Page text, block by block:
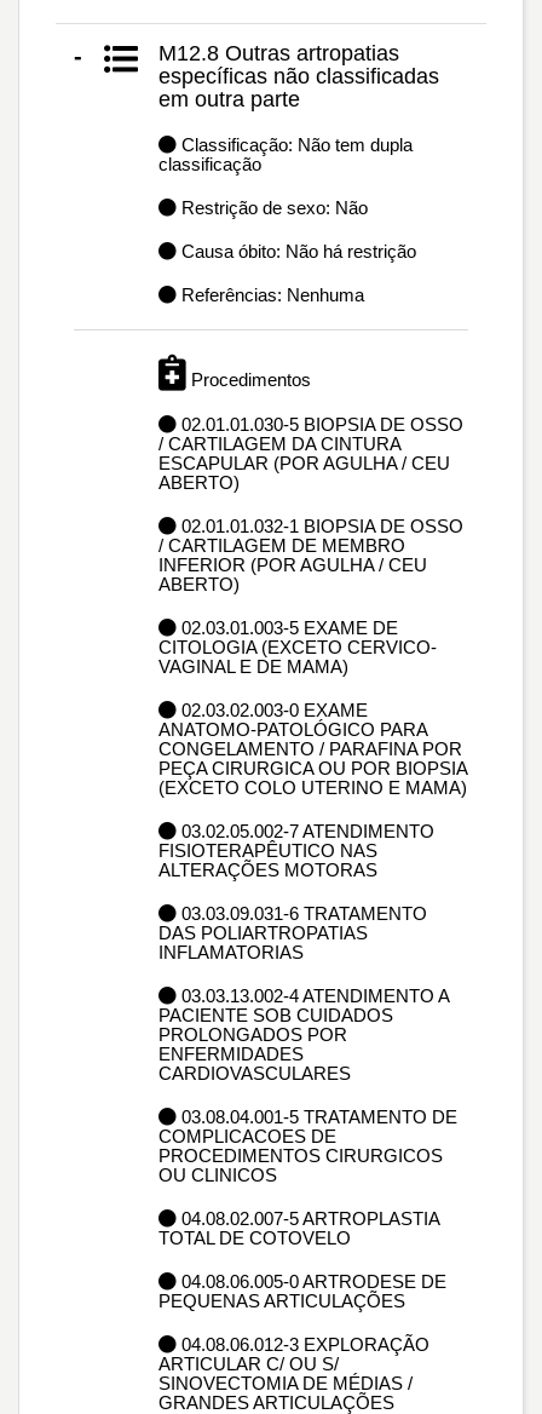
-
M12.8 Outras artropatias
específicas não classificadas
em outra parte
Classificação: Não tem dupla
classificação
Restrição de sexo: Não
Causa óbito: Não há restrição
Referências: Nenhuma
Procedimentos
02.01.01.030-5 BIOPSIA DE OSSO
/ CARTILAGEM DA CINTURA
ESCAPULAR (POR AGULHA / CEU
ABERTO)
02.01.01.032-1 BIOPSIA DE OSSO
/ CARTILAGEM DE MEMBRO
INFERIOR (POR AGULHA / CEU
ABERTO)
02.03.01.003-5 EXAME DE
CITOLOGIA (EXCETO CERVICO-
VAGINAL E DE MAMA)
02.03.02.003-0 EXAME
ANATOMO-PATOLÓGICO PARA
CONGELAMENTO / PARAFINA POR
PEÇA CIRURGICA OU POR BIOPSIA
(EXCETO COLO UTERINO E MAMA)
03.02.05.002-7 ATENDIMENTO
FISIOTERAPÊUTICO NAS
ALTERAÇÕES MOTORAS
03.03.09.031-6 TRATAMENTO
DAS POLIARTROPATIAS
INFLAMATORIAS
03.03.13.002-4 ATENDIMENTO A
PACIENTE SOB CUIDADOS
PROLONGADOS POR
ENFERMIDADES
CARDIOVASCULARES
03.08.04.001-5 TRATAMENTO DE
COMPLICACOES DE
PROCEDIMENTOS CIRURGICOS
OU CLINICOS
04.08.02.007-5 ARTROPLASTIA
TOTAL DE COTOVELO
04.08.06.005-0 ARTRODESE DE
PEQUENAS ARTICULAÇÕES
04.08.06.012-3 EXPLORAÇÃO
ARTICULAR C/ OU S/
SINOVECTOMIA DE MÉDIAS /
GRANDES ARTICULAÇÕES